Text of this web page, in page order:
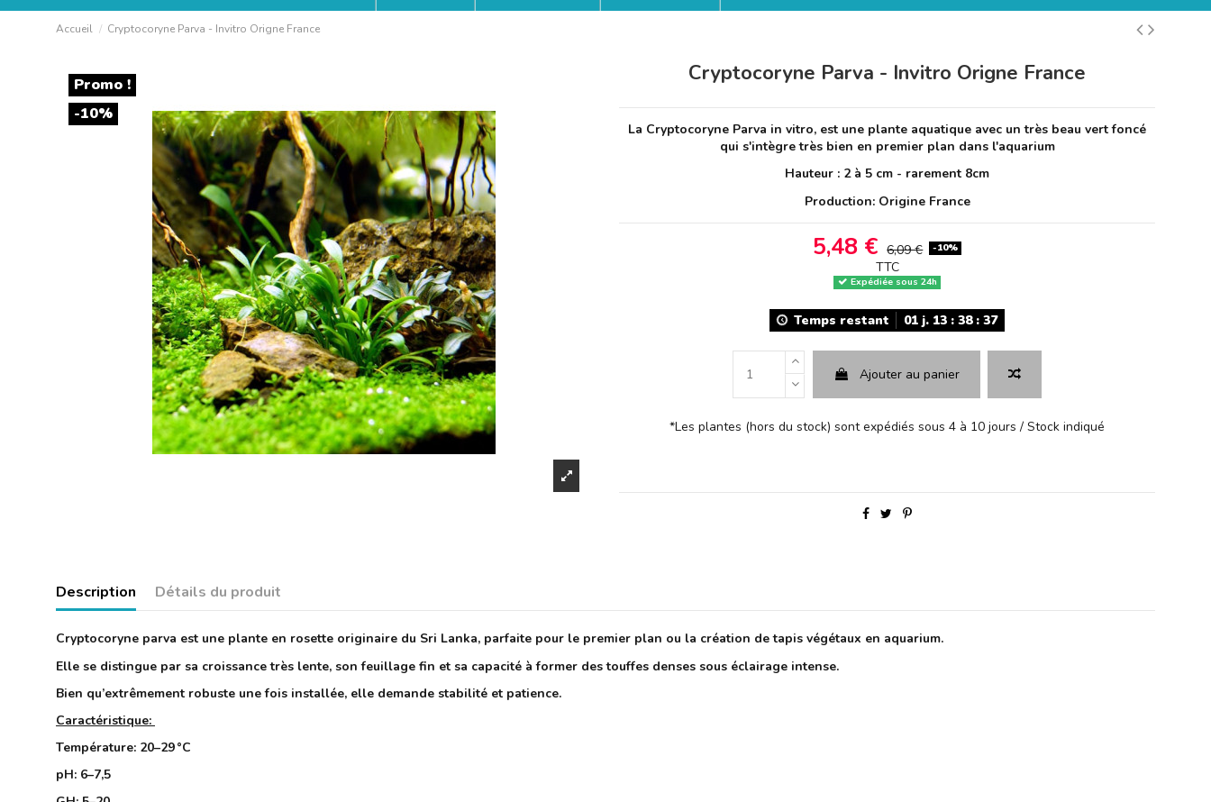
Accueil Cryptocoryne Parva - Invitro Origne France
Promo !
-10%
Cryptocoryne Parva - Invitro Origne France
La Cryptocoryne Parva in vitro, est une plante aquatique avec un très beau vert foncé
qui s'intègre très bien en premier plan dans l'aquarium
Hauteur : 2 à 5 cm - rarement 8cm
Production: Origine France
5,48 € 6,09 € -10%
TTC
Expédiée sous 24h
Temps restant 01j. 13: 38: 36
Ajouter au panier
*Les plantes (hors du stock) sont expédiés sous 4 à 10 jours / Stock indiqué
Description Détails du produit
Cryptocoryne parva est une plante en rosette originaire du Sri Lanka, parfaite pour le premier plan ou la création de tapis végétaux en aquarium.
Elle se distingue par sa croissance très lente, son feuillage fin et sa capacité à former des touffes denses sous éclairage intense.
Bien qu’extrêmement robuste une fois installée, elle demande stabilité et patience.
Caractéristique:
Température: 20–29 °C
pH: 6–7,5